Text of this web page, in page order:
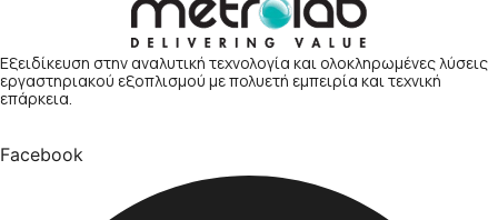
Εξειδίκευση στην αναλυτική τεχνολογία και ολοκληρωμένες λύσεις
εργαστηριακού εξοπλισμού με πολυετή εμπειρία και τεχνική
επάρκεια.
Facebook